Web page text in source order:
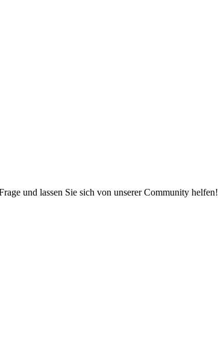
und lassen Sie sich von unserer Community helfen!